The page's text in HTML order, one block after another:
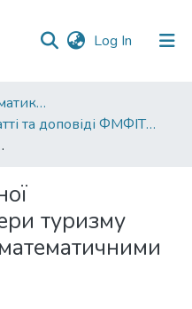
Log In (current)
08. Факультет математики, фізики та інформаційних технологій
Статті та доповіді ФМФІТ (Математичні науки)
методами
туризму